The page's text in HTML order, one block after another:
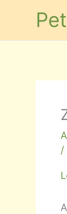
springen
/